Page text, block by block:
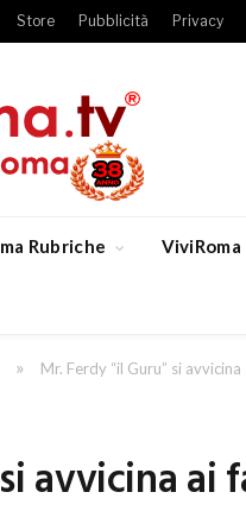
Store Pubblicità Privacy
Rubriche
» Mr. Ferdy “il Guru” si
avvicina ai